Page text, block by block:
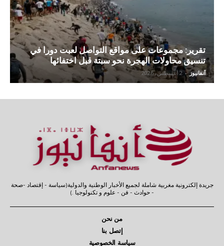
تقرير: مجموعات على مواقع التواصل لعبت دورا في
تنسيق محاولات الهجرة نحو سبتة قبل اختفائها
آنفانيوز - 2 أغسطس، 2026
جريدة إلكترونية مغربية شاملة لجميع الأخبار الوطنية والدولية(سياسة - إقتصاد -صحة
- حوادث - فن - علوم و تكنولوجيا .)
من نحن
إتصل بنا
سياسة الخصوصية